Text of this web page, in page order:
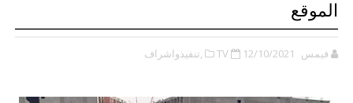
الموقع
فيمس TV 12/10/2021 ,تنفيذواشراف